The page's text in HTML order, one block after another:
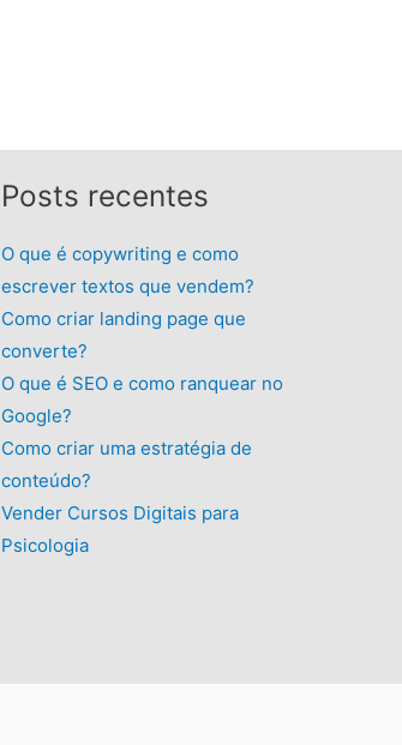
Posts recentes
O que é copywriting e como
escrever textos que vendem?
Como criar landing page que
converte?
O que é SEO e como ranquear no
Google?
Como criar uma estratégia de
conteúdo?
Vender Cursos Digitais para
Psicologia